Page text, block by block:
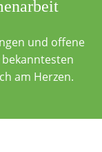
und offene
am Herzen.